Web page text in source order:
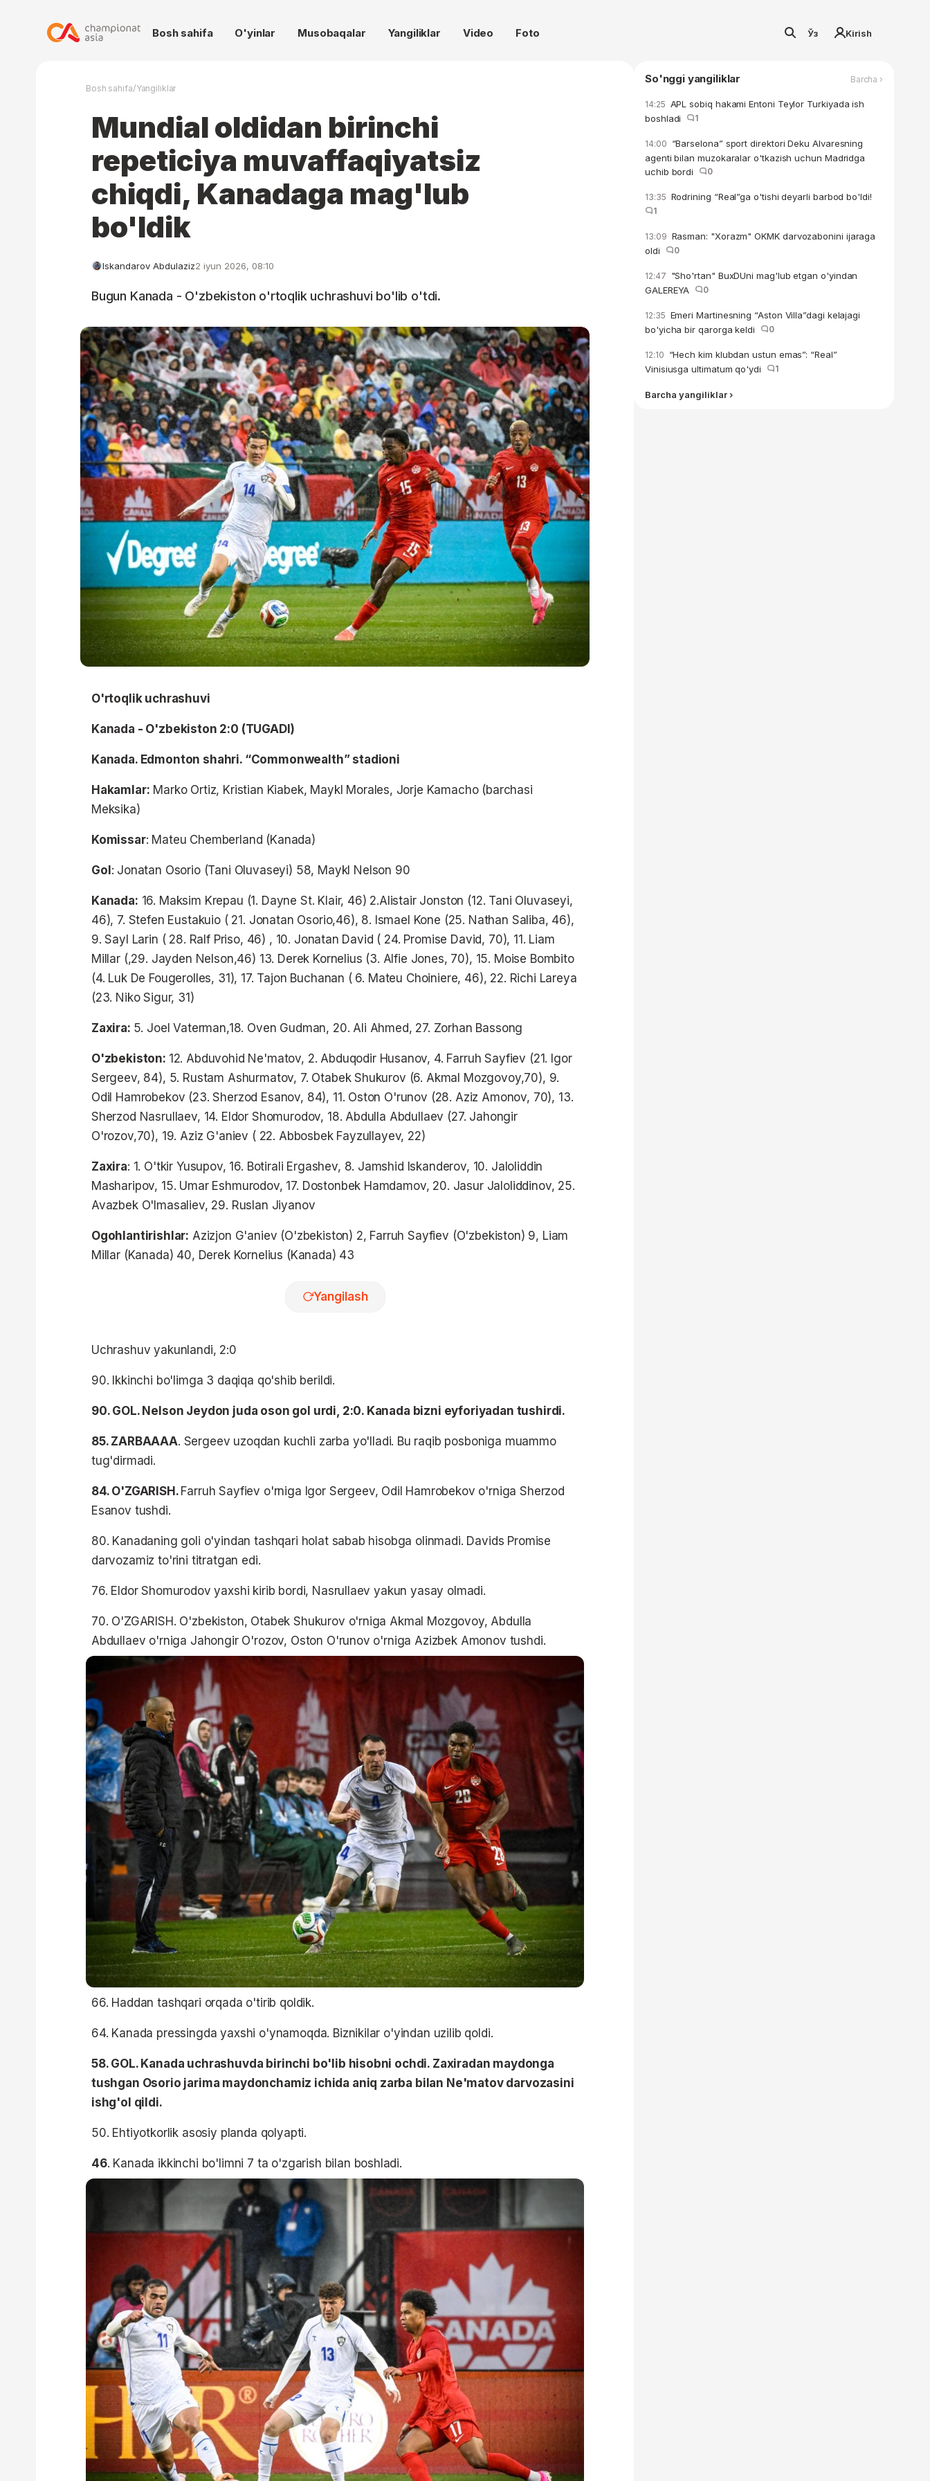
Bosh sahifa O'yinlar Musobaqalar Yangiliklar Video Foto Ўз Kirish
Bosh sahifa/Yangiliklar
Mundial oldidan birinchi
repeticiya muvaffaqiyatsiz
chiqdi, Kanadaga mag'lub
bo'ldik
Iskandarov Abdulaziz2 iyun 2026, 08:10
Bugun Kanada - O'zbekiston o'rtoqlik uchrashuvi bo'lib o'tdi.
O'rtoqlik uchrashuvi
Kanada - O'zbekiston 2:0 (TUGADI)
Kanada. Edmonton shahri. “Commonwealth” stadioni
Hakamlar: Marko Ortiz, Kristian Kiabek, Maykl Morales, Jorje Kamacho (barchasi
Meksika)
Komissar: Mateu Chemberland (Kanada)
Gol: Jonatan Osorio (Tani Oluvaseyi) 58, Maykl Nelson 90
Kanada: 16. Maksim Krepau (1. Dayne St. Klair, 46) 2.Alistair Jonston (12. Tani Oluvaseyi,
46), 7. Stefen Eustakuio ( 21. Jonatan Osorio,46), 8. Ismael Kone (25. Nathan Saliba, 46),
9. Sayl Larin ( 28. Ralf Priso, 46) , 10. Jonatan David ( 24. Promise David, 70), 11. Liam
Millar (,29. Jayden Nelson,46) 13. Derek Kornelius (3. Alfie Jones, 70), 15. Moise Bombito
(4. Luk De Fougerolles, 31), 17. Tajon Buchanan ( 6. Mateu Choiniere, 46), 22. Richi Lareya
(23. Niko Sigur, 31)
Zaxira: 5. Joel Vaterman,18. Oven Gudman, 20. Ali Ahmed, 27. Zorhan Bassong
O'zbekiston: 12. Abduvohid Ne'matov, 2. Abduqodir Husanov, 4. Farruh Sayfiev (21. Igor
Sergeev, 84), 5. Rustam Ashurmatov, 7. Otabek Shukurov (6. Akmal Mozgovoy,70), 9.
Odil Hamrobekov (23. Sherzod Esanov, 84), 11. Oston O'runov (28. Aziz Amonov, 70), 13.
Sherzod Nasrullaev, 14. Eldor Shomurodov, 18. Abdulla Abdullaev (27. Jahongir
O'rozov,70), 19. Aziz G'aniev ( 22. Abbosbek Fayzullayev, 22)
Zaxira: 1. O'tkir Yusupov, 16. Botirali Ergashev, 8. Jamshid Iskanderov, 10. Jaloliddin
Masharipov, 15. Umar Eshmurodov, 17. Dostonbek Hamdamov, 20. Jasur Jaloliddinov, 25.
Avazbek O'lmasaliev, 29. Ruslan Jiyanov
Ogohlantirishlar: Azizjon G'aniev (O'zbekiston) 2, Farruh Sayfiev (O'zbekiston) 9, Liam
Millar (Kanada) 40, Derek Kornelius (Kanada) 43
Yangilash
Uchrashuv yakunlandi, 2:0
90. Ikkinchi bo'limga 3 daqiqa qo'shib berildi.
90. GOL. Nelson Jeydon juda oson gol urdi, 2:0. Kanada bizni eyforiyadan tushirdi.
85. ZARBAAAA. Sergeev uzoqdan kuchli zarba yo'lladi. Bu raqib posboniga muammo
tug'dirmadi.
84. O'ZGARISH. Farruh Sayfiev o'rniga Igor Sergeev, Odil Hamrobekov o'rniga Sherzod
Esanov tushdi.
80. Kanadaning goli o'yindan tashqari holat sabab hisobga olinmadi. Davids Promise
darvozamiz to'rini titratgan edi.
76. Eldor Shomurodov yaxshi kirib bordi, Nasrullaev yakun yasay olmadi.
70. O'ZGARISH. O'zbekiston, Otabek Shukurov o'rniga Akmal Mozgovoy, Abdulla
Abdullaev o'rniga Jahongir O'rozov, Oston O'runov o'rniga Azizbek Amonov tushdi.
66. Haddan tashqari orqada o'tirib qoldik.
64. Kanada pressingda yaxshi o'ynamoqda. Biznikilar o'yindan uzilib qoldi.
58. GOL. Kanada uchrashuvda birinchi bo'lib hisobni ochdi. Zaxiradan maydonga
tushgan Osorio jarima maydonchamiz ichida aniq zarba bilan Ne'matov darvozasini
ishg'ol qildi.
50. Ehtiyotkorlik asosiy planda qolyapti.
46. Kanada ikkinchi bo'limni 7 ta o'zgarish bilan boshladi.
So'nggi yangiliklar Barcha ›
14:25 APL sobiq hakami Entoni Teylor Turkiyada ish
boshladi
1
14:00 “Barselona” sport direktori Deku Alvaresning
agenti bilan muzokaralar o'tkazish uchun Madridga
uchib bordi
0
13:35 Rodrining “Real”ga o'tishi deyarli barbod bo'ldi!
1
13:09 Rasman: "Xorazm" OKMK darvozabonini ijaraga
oldi
0
12:47 "Sho'rtan" BuxDUni mag'lub etgan o'yindan
GALEREYA
0
12:35 Emeri Martinesning “Aston Villa”dagi kelajagi
bo'yicha bir qarorga keldi
0
12:10 “Hech kim klubdan ustun emas”: “Real”
Vinisiusga ultimatum qo'ydi
1
Barcha yangiliklar ›